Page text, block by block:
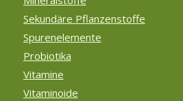
Sekundäre Pflanzenstoffe
Spurenelemente
Probiotika
Vitamine
Vitaminoide